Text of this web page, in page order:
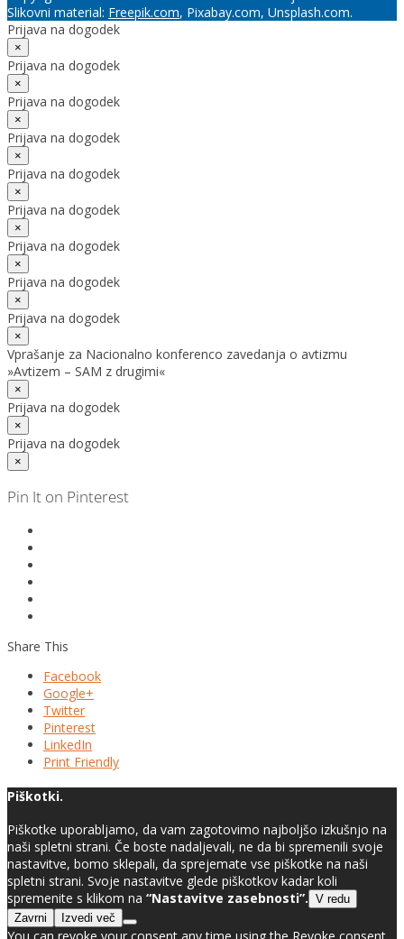
Slikovni material: Freepik.com, Pixabay.com, Unsplash.com.
Prijava na dogodek
×
Prijava na dogodek
×
Prijava na dogodek
×
Prijava na dogodek
×
Prijava na dogodek
×
Prijava na dogodek
×
Prijava na dogodek
×
Prijava na dogodek
×
Prijava na dogodek
×
Vprašanje za Nacionalno konferenco zavedanja o avtizmu
»Avtizem – SAM z drugimi«
×
Prijava na dogodek
×
Prijava na dogodek
×
Pin It on Pinterest
Share This
Facebook
Google+
Twitter
Pinterest
LinkedIn
Print Friendly
Piškotki.
Piškotke uporabljamo, da vam zagotovimo najboljšo izkušnjo na
naši spletni strani. Če boste nadaljevali, ne da bi spremenili svoje
nastavitve, bomo sklepali, da sprejemate vse piškotke na naši
spletni strani. Svoje nastavitve glede piškotkov kadar koli
spremenite s klikom na “Nastavitve zasebnosti”. V redu
Zavrni
Izvedi več